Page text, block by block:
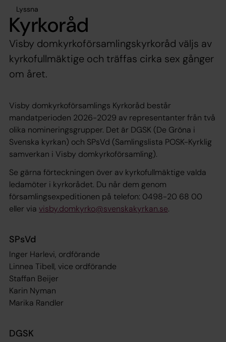
Lyssna
Kyrkoråd
Visby domkyrkoförsamlingskyrkoråd väljs av
kyrkofullmäktige och träffas cirka sex gånger
om året.
Visby domkyrkoförsamlings Kyrkoråd består
mandatperioden 2026-2029 av representanter från två
olika nomineringsgrupper. Det är DGSK (De Gröna i
Svenska kyrkan) och SPsVd (Samlingslista POSK-Kyrklig
samverkan i Visby domkyrkoförsamling).
Se gärna förteckningen över av kyrkofullmäktige valda
ledamöter i kyrkorådet. Du når dem genom
församlingsexpeditionen på telefon: 0498-20 68 00
eller via visby.domkyrko@svenskakyrkan.se.
SPsVd
Inger Harlevi, ordförande
Linnea Tibell, vice ordförande
Staffan Beijer
Karin Nyman
Marika Randler
DGSK